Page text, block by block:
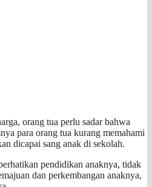
orang tua perlu sadar bahwa
para orang tua kurang memahami
dicapai sang anak di sekolah.
pendidikan anaknya, tidak
dan perkembangan anaknya,